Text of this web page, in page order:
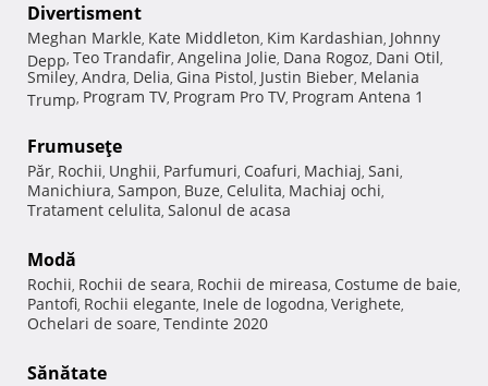
Divertisment
Meghan Markle, Kate Middleton, Kim Kardashian, Johnny
Depp, Teo Trandafir, Angelina Jolie, Dana Rogoz, Dani Otil,
Smiley, Andra, Delia, Gina Pistol, Justin Bieber, Melania
Trump, Program TV, Program Pro TV, Program Antena 1
Frumuseţe
Păr, Rochii, Unghii, Parfumuri, Coafuri, Machiaj, Sani,
Manichiura, Sampon, Buze, Celulita, Machiaj ochi,
Tratament celulita, Salonul de acasa
Modă
Rochii, Rochii de seara, Rochii de mireasa, Costume de baie,
Pantofi, Rochii elegante, Inele de logodna, Verighete,
Ochelari de soare, Tendinte 2020
Sănătate